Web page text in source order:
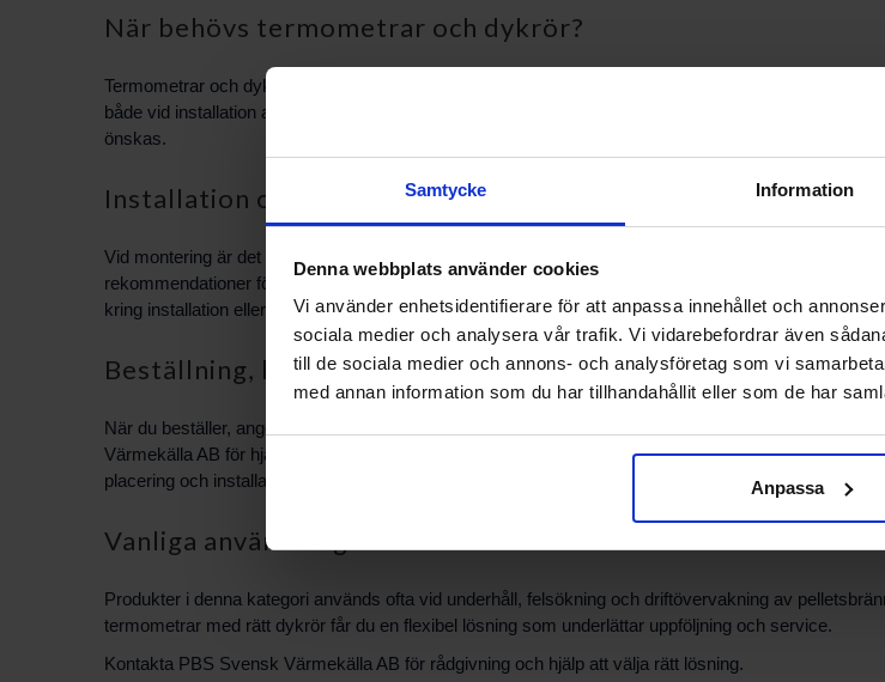
Samtycke Information
Denna webbplats använder cookies
Vi använder enhetsidentifierare för att anpassa innehållet och
sociala medier och analysera vår trafik. Vi vidarebefordrar även
till de sociala medier och annons- och analysföretag som vi
med annan information som du har tillhandahållit eller som de har
Anpassa
När behövs termometrar och dykrör?
Termometrar och dykrör används när du behöver kontinuerlig eller punktvis temperaturavläsning
både vid installation av nya enheter och vid service eller uppgradering av befintliga värmesystem.
önskas.
Installation och underhåll
Vid montering är det viktigt att placera dykrör och givare på rätt punkt för att få representativa
rekommendationer för att undvika läckage eller felavläsning. För att bevara funktion och läsbarhet
kring installation eller val av monteringsposition, rådgör med en tekniker.
Beställning, kompatibilitet och support
När du beställer, ange gärna vilket system eller modell din kamin eller brännare har, så kan vi
Värmekälla AB för hjälp med produktval, leveransinformation och teknisk support. Vi hjälper dig
placering och installation.
Vanliga användningsområden
Produkter i denna kategori används ofta vid underhåll, felsökning och driftövervakning av
termometrar med rätt dykrör får du en flexibel lösning som underlättar uppföljning och service.
Kontakta PBS Svensk Värmekälla AB för rådgivning och hjälp att välja rätt lösning.